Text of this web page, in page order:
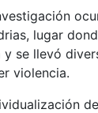
lugar
y se llevó
violencia.